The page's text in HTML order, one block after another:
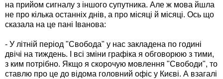
на прийом сигналу з іншого супутника. Але ж мова йшла
не про кілька останніх днів, а про місяці й місяці. Ось що
сказала на це пані Іванова:
- У літній період "Свобода" у нас закладена по годині
двічі на тиждень. І всі зміни графіка я обговорюю з тими,
з ким потрібно. Якщо я скорочую мовлення "Свободи", то
ставлю про це до відома головний офіс у Києві. А взагалі